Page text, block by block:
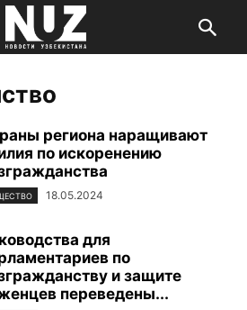
региона наращивают
по искоренению
18.05.2024
для
по
и защите
переведены...